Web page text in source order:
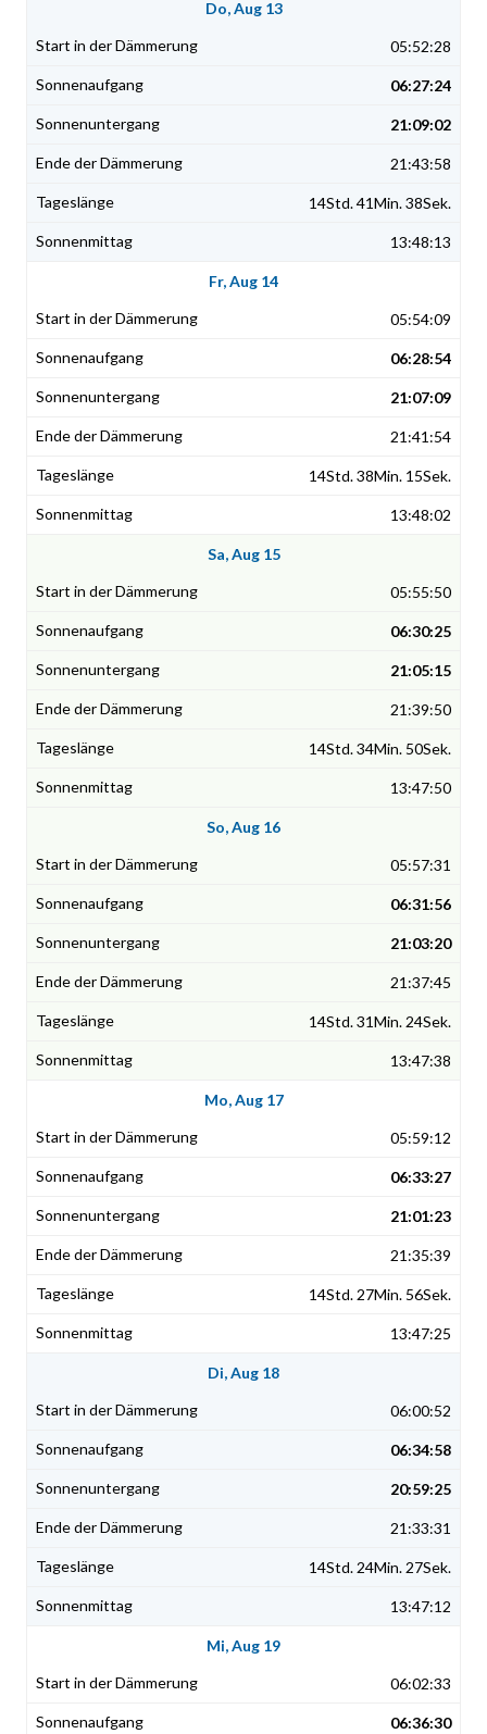
Do, Aug 13
05:52:28
06:27:24
21:09:02
21:43:58
14Std. 41Min. 38Sek.
13:48:13
Fr, Aug 14
05:54:09
06:28:54
21:07:09
21:41:54
14Std. 38Min. 15Sek.
13:48:02
Sa, Aug 15
05:55:50
06:30:25
21:05:15
21:39:50
14Std. 34Min. 50Sek.
13:47:50
So, Aug 16
05:57:31
06:31:56
21:03:20
21:37:45
14Std. 31Min. 24Sek.
13:47:38
Mo, Aug 17
05:59:12
06:33:27
21:01:23
21:35:39
14Std. 27Min. 56Sek.
13:47:25
Di, Aug 18
06:00:52
06:34:58
20:59:25
21:33:31
14Std. 24Min. 27Sek.
13:47:12
Mi, Aug 19
06:02:33
06:36:30